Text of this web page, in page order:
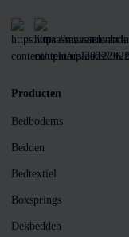
Producten
Bedbodems
Bedden
Bedtextiel
Boxsprings
Dekbedden